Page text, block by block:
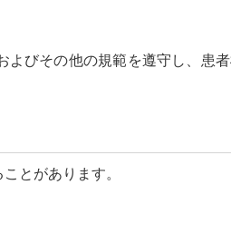
びその他の規範を遵守し、患
とがあります。